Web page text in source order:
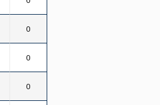
0
0
0